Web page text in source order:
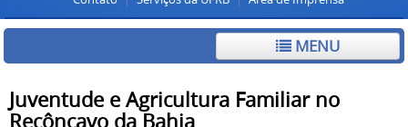
MENU
Juventude e Agricultura Familiar no
Recôncavo da Bahia